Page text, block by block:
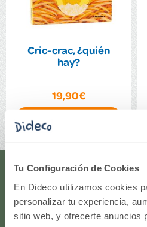
Tu Configuración de Cookies
En Dideco utilizamos cookies
personalizar tu experiencia,
sitio web, y ofrecerte anuncios
Cric-crac, ¿quién
hay?
19,90€
¿Te
¿Necesitas que te ayudemos a